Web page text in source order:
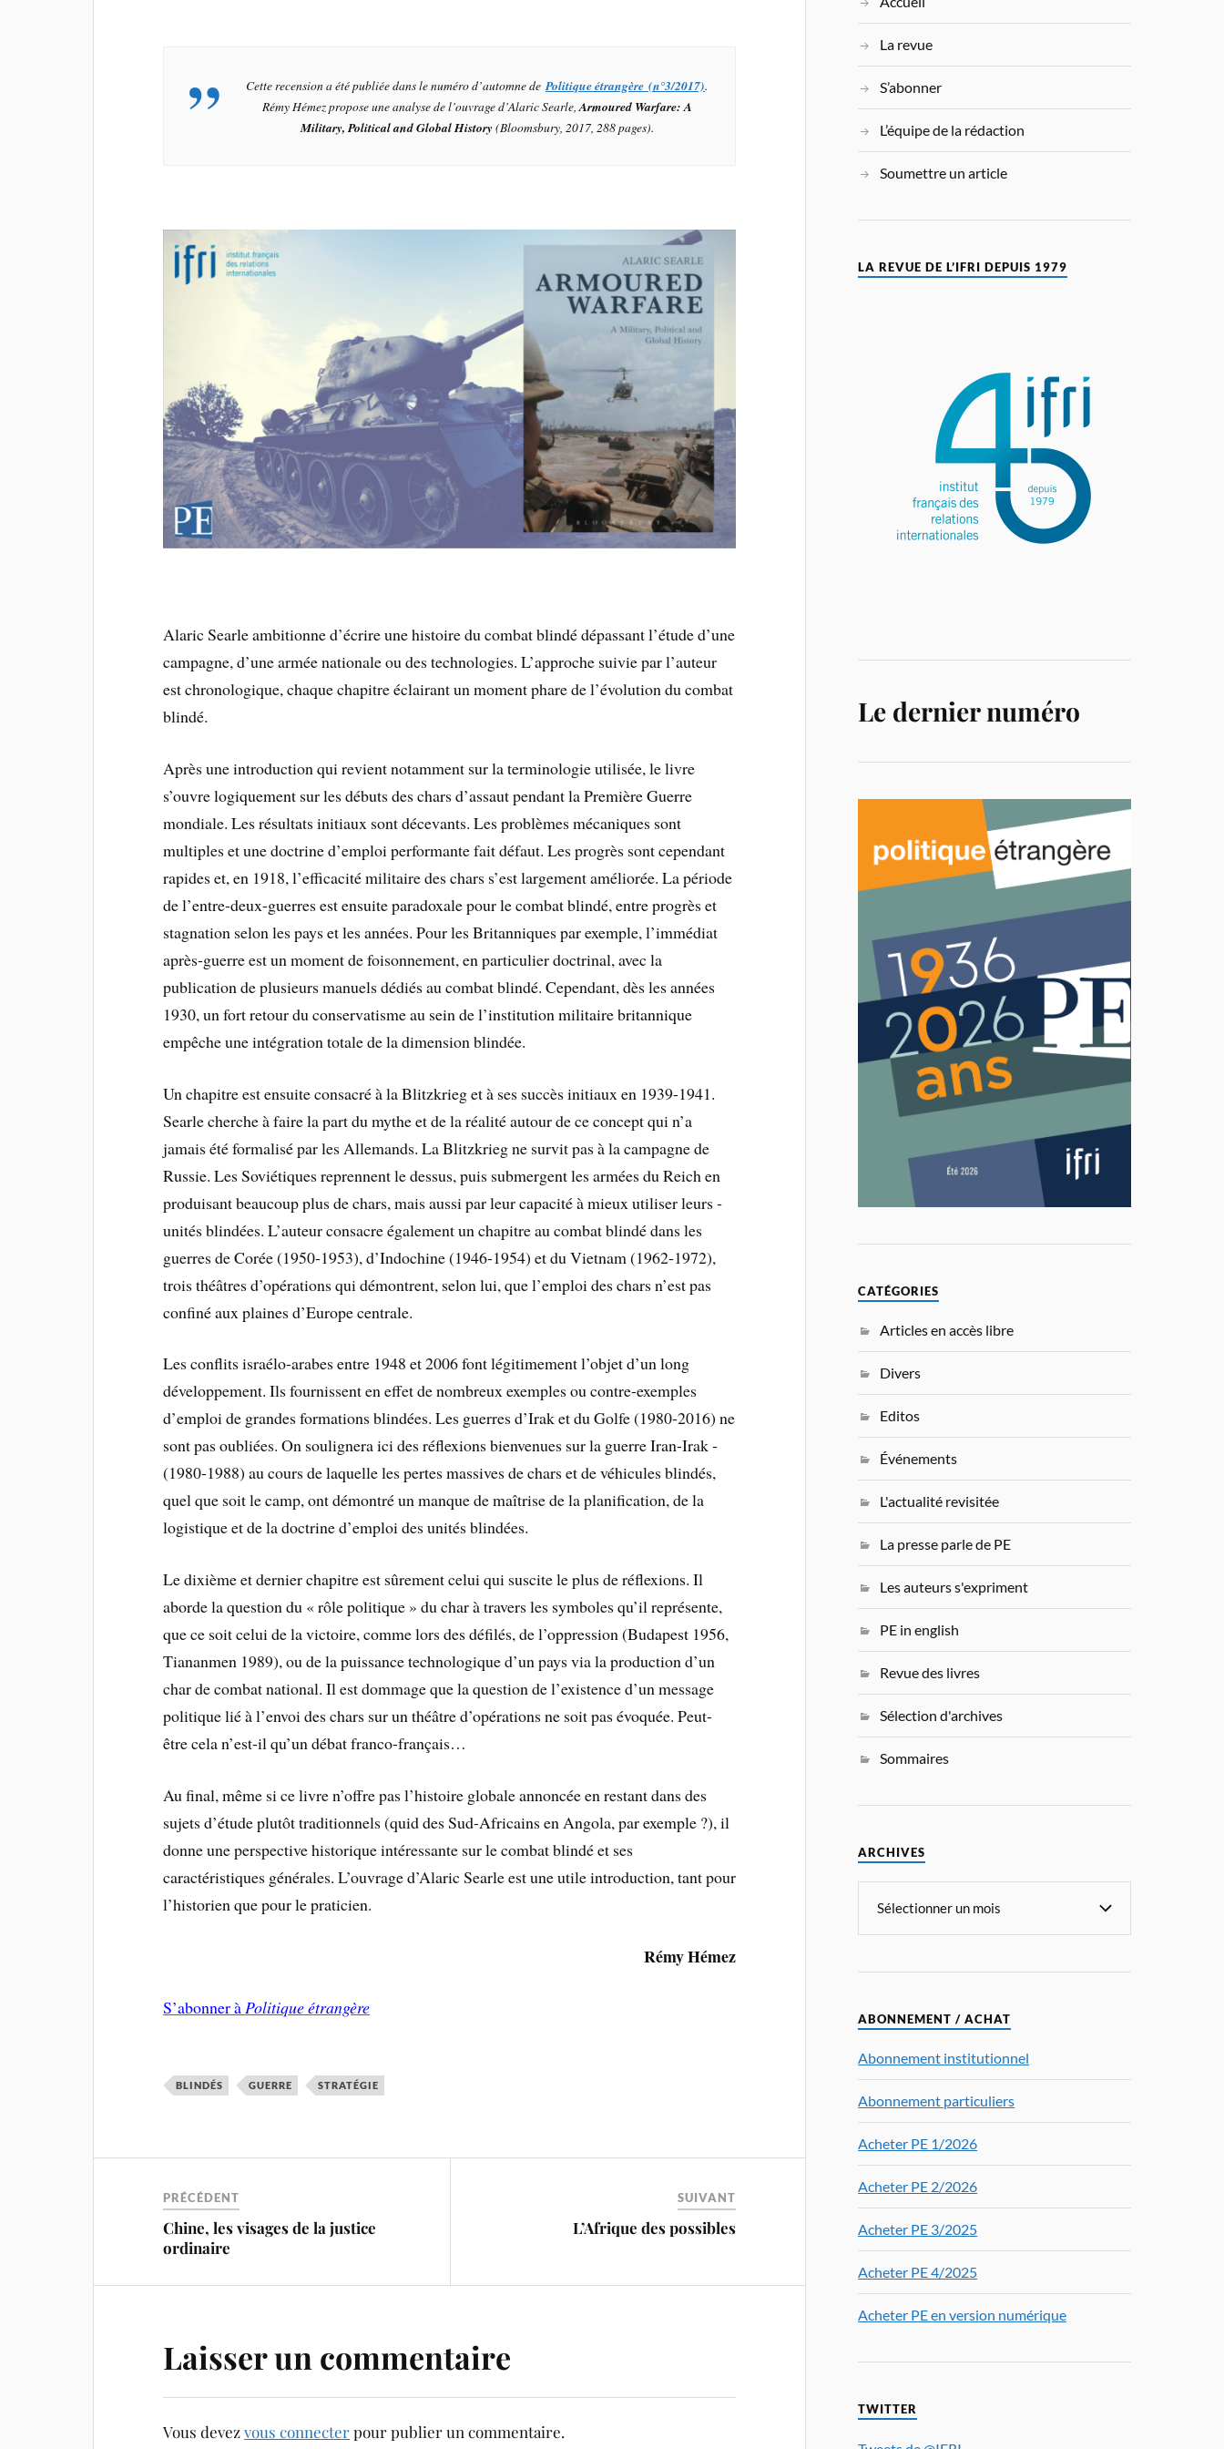
Cette recension a été publiée dans le numéro d’automne dePolitique étrangère (n°3/2017).
Rémy Hémez propose une analyse de l’ouvrage d’Alaric Searle,Armoured Warfare: A
Military, Political and Global History(Bloomsbury, 2017, 288 pages).
Alaric Searle ambitionne d’écrire une histoire du combat blindé dépassant l’étude d’une
campagne, d’une armée nationale ou des technologies. L’approche suivie par l’auteur
est chrono­logique, chaque chapitre éclairant un moment phare de l’évolution du combat
blindé.
Après une introduction qui revient notamment sur la terminologie utilisée, le livre
s’ouvre logiquement sur les débuts des chars d’assaut pendant la Première Guerre
mondiale. Les résultats initiaux sont décevants. Les problèmes mécaniques sont
multiples et une doctrine d’emploi performante fait défaut. Les progrès sont cependant
rapides et, en 1918, l’efficacité militaire des chars s’est largement améliorée.La période
de l’entre-deux-guerres est ensuite paradoxale pour le combat blindé, entre progrès et
stagnation selon les pays et les années. Pour les Britanniques par exemple, l’immédiat
après-guerre est un moment de foisonnement, en particulier doctrinal, avec la
publication de plusieurs manuels dédiés au combat blindé. Cependant, dès les années
1930, un fort retour du conservatisme au sein de l’institution militaire britannique
empêche une intégration totale de la dimension blindée.
Un chapitre est ensuite consacré à la Blitzkrieg et à ses succès initiaux en 1939-1941.
Searle cherche à faire la part du mythe et de la réalité autour de ce concept qui n’a
jamais été formalisé par les Allemands. La Blitzkrieg ne survit pas à la campagne de
Russie. Les Soviétiques reprennent le dessus, puis submergent les armées du Reich en
produisant beaucoup plus de chars, mais aussi par leur capacité à mieux utiliser leurs ­
unités blindées. L’auteur consacre également un chapitre au combat blindé dans les
guerres de Corée (1950-1953), d’Indochine ­(1946-1954) et du Vietnam ­(1962-1972),
trois théâtres d’opérations qui démontrent, selon lui, que l’emploi des chars n’est pas
confiné aux plaines d’Europe centrale.
Les conflits israélo-arabes entre 1948 et 2006 font légitimement l’objet d’un long
développement. Ils fournissent en effet de nombreux exemples ou contre-exemples
d’emploi de grandes formations blindées. Les guerres d’Irak et du Golfe (1980-2016) ne
sont pas oubliées. On soulignera ici des réflexions bienvenues sur la guerre Iran-Irak ­
(1980-1988) au cours de laquelle les pertes massives de chars et de véhicules blindés,
quel que soit le camp, ont démontré un manque de maîtrise de la planification, de la
logistique et de la doctrine d’emploi des unités blindées.
Le dixième et dernier chapitre est sûrement celui qui suscite le plus de réflexions. Il
aborde la question du « rôle politique » du char à travers les symboles qu’il représente,
que ce soit celui de la victoire, comme lors des défilés, de l’oppression (Budapest 1956,
Tiananmen 1989), ou de la puissance technologique d’un pays via la production d’un
char de combat national. Il est dommage que la question de l’existence d’un message
politique lié à l’envoi des chars sur un théâtre d’opérations ne soit pas évoquée. Peut-
être cela n’est-il qu’un débat franco-français…
Au final, même si ce livre n’offre pas l’histoire globale annoncée en restant dans des
sujets d’étude plutôt traditionnels (quid des Sud-Africains en Angola, par exemple ?), il
donne une perspective historique intéressante sur le combat blindé et ses
caractéristiques générales. L’ouvrage d’Alaric Searle est une utile introduction, tant pour
l’historien que pour le praticien.
Rémy Hémez
S’abonner àPolitique étrangère
BLINDÉS GUERRE STRATÉGIE
PRÉCÉDENT
Chine, les visages de la justice
ordinaire
SUIVANT
L’Afrique des possibles
Laisser un commentaire
Vous devezvous connecterpour publier un commentaire.
La revue
S’abonner
L’équipe de la rédaction
Soumettre un article
LA REVUE DE L’IFRI DEPUIS 1979
Le dernier numéro
CATÉGORIES
Articles en accès libre
Divers
Editos
Événements
L'actualité revisitée
La presse parle de PE
Les auteurs s'expriment
PE in english
Revue des livres
Sélection d'archives
Sommaires
ARCHIVES
ABONNEMENT / ACHAT
Abonnement institutionnel
Abonnement particuliers
Acheter PE 1/2026
Acheter PE 2/2026
Acheter PE 3/2025
Acheter PE 4/2025
Acheter PE en version numérique
TWITTER